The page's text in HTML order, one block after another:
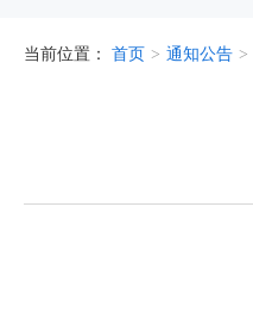
当前位置： 首页 > 通知公告 >